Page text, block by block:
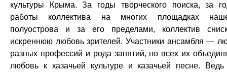
культуры Крыма. За годы творческого поиска, за
работы коллектива на многих площадках
полуострова и за его пределами, коллектив
искреннюю любовь зрителей. Участники ансамбля —
разных профессий и рода занятий, но всех их
любовь к казачьей культуре и казачьей песне. Ведь